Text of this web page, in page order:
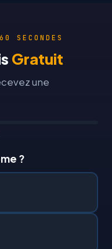
SECONDES
Gratuit
une
?